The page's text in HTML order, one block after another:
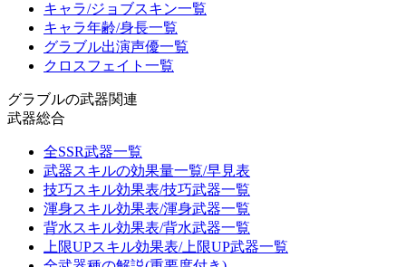
キャラ/ジョブスキン一覧
キャラ年齢/身長一覧
グラブル出演声優一覧
クロスフェイト一覧
グラブルの武器関連
武器総合
全SSR武器一覧
武器スキルの効果量一覧/早見表
技巧スキル効果表/技巧武器一覧
渾身スキル効果表/渾身武器一覧
背水スキル効果表/背水武器一覧
上限UPスキル効果表/上限UP武器一覧